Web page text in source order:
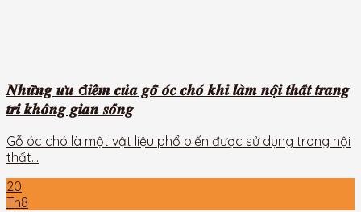
𝑵𝒉𝒖̛̃𝒏𝒈 𝒖̛𝒖 đ𝒊𝒆̂̉𝒎 𝒄𝒖̉𝒂 𝒈𝒐̂̃ 𝒐́𝒄 𝒄𝒉𝒐́ 𝒌𝒉𝒊 𝒍𝒂̀𝒎 𝒏𝒐̣̂𝒊 𝒕𝒉𝒂̂́𝒕 𝒕𝒓𝒂𝒏𝒈
𝒕𝒓𝒊́ 𝒌𝒉𝒐̂𝒏𝒈 𝒈𝒊𝒂𝒏 𝒔𝒐̂́𝒏𝒈
Gỗ óc chó là một vật liệu phổ biến được sử dụng trong nội
thất...
20
Th8